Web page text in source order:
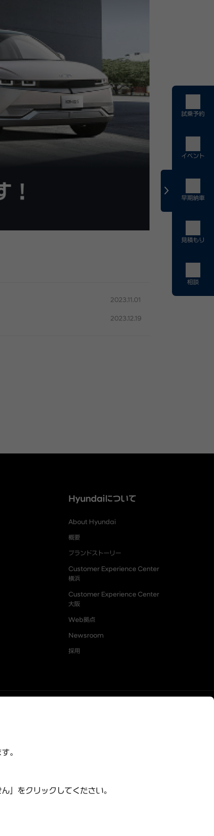
2023.11.01
2023.12.19
Hyundaiについて
About Hyundai
概要
ブランドストーリー
Customer Experience Center
横浜
Customer Experience Center
大阪
Web拠点
Newsroom
採用
試乗予約
イベント
早期納車
見積もり
相談
。
」をクリックしてください。